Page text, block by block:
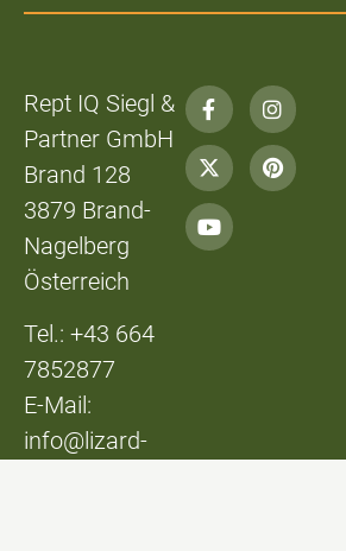
Rept IQ Siegl &
Partner GmbH
Brand 128
3879 Brand-
Nagelberg
Österreich
Tel.: +43 664
7852877
E-Mail:
info@lizard-